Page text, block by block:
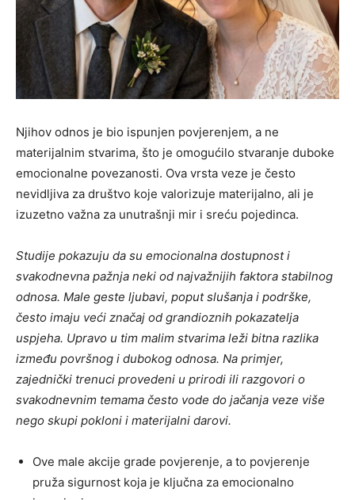
Njihov odnos je bio ispunjen povjerenjem, a ne
materijalnim stvarima, što je omogućilo stvaranje duboke
emocionalne povezanosti. Ova vrsta veze je često
nevidljiva za društvo koje valorizuje materijalno, ali je
izuzetno važna za unutrašnji mir i sreću pojedinca.
Studije pokazuju da su emocionalna dostupnost i
svakodnevna pažnja neki od najvažnijih faktora stabilnog
odnosa. Male geste ljubavi, poput slušanja i podrške,
često imaju veći značaj od grandioznih pokazatelja
uspjeha. Upravo u tim malim stvarima leži bitna razlika
između površnog i dubokog odnosa. Na primjer,
zajednički trenuci provedeni u prirodi ili razgovori o
svakodnevnim temama često vode do jačanja veze više
nego skupi pokloni i materijalni darovi.
Ove male akcije grade povjerenje, a to povjerenje
pruža sigurnost koja je ključna za emocionalno